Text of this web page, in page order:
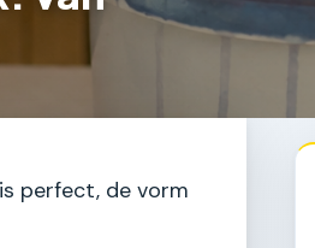
perfect, de vorm